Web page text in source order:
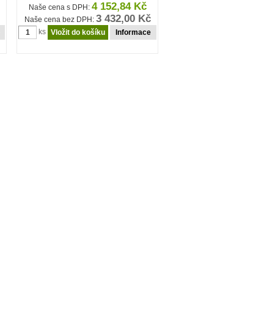
Naše cena s DPH: 4 152,84 Kč
Naše cena bez DPH: 3 432,00 Kč
ks Informace